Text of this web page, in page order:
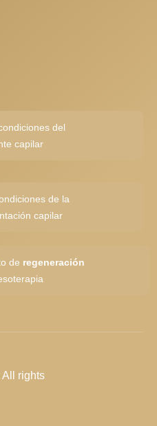
del
capilar
de la
capilar
de regeneración
rights